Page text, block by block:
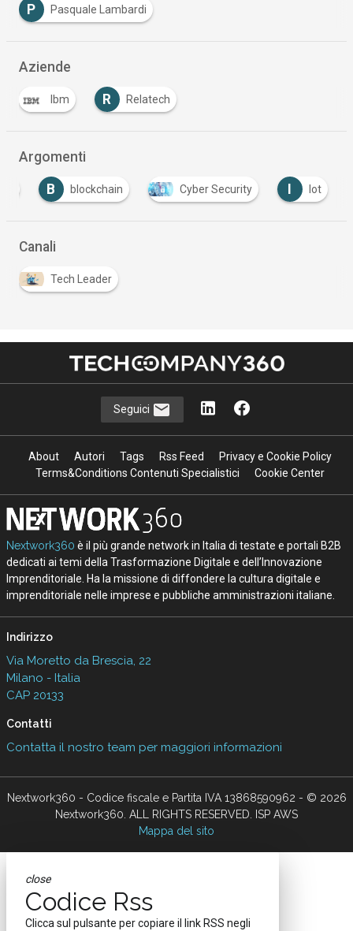
P Pasquale Lambardi
Aziende
Ibm R Relatech
Argomenti
B blockchain Cyber Security I Iot
Canali
Tech Leader
Seguici
About Autori Tags Rss Feed
Privacy e Cookie Policy
Terms&Conditions Contenuti Specialistici
Cookie Center
Nextwork360 è il più grande network in Italia di testate e portali B2B
dedicati ai temi della Trasformazione Digitale e dell’Innovazione
Imprenditoriale. Ha la missione di diffondere la cultura digitale e
imprenditoriale nelle imprese e pubbliche amministrazioni italiane.
Indirizzo
Via Moretto da Brescia, 22
Milano - Italia
CAP 20133
Contatti
Contatta il nostro team per maggiori informazioni
Nextwork360 - Codice fiscale e Partita IVA 13868590962 - © 2026
Nextwork360. ALL RIGHTS RESERVED. ISP AWS
Mappa del sito
close
Codice Rss
Clicca sul pulsante per copiare il link RSS negli